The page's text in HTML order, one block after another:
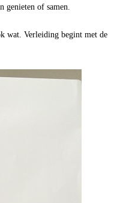
genieten of samen.
wat. Verleiding begint met de